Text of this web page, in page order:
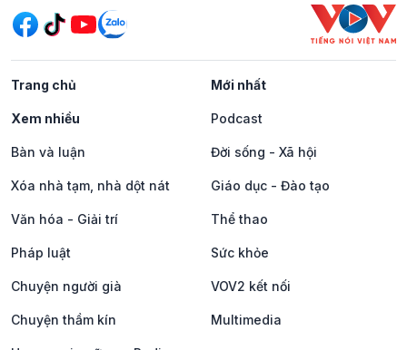
Trang chủ Mới nhất
Xem nhiều Podcast
Bàn và luận Đời sống - Xã hội
Xóa nhà tạm, nhà dột nát Giáo dục - Đào tạo
Văn hóa - Giải trí Thể thao
Pháp luật Sức khỏe
Chuyện người già VOV2 kết nối
Chuyện thầm kín Multimedia